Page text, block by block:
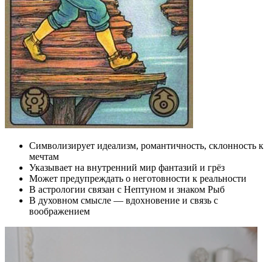
Символизирует идеализм, романтичность, склонность к
мечтам
Указывает на внутренний мир фантазий и грёз
Может предупреждать о неготовности к реальности
В астрологии связан с Нептуном и знаком Рыб
В духовном смысле — вдохновение и связь с
воображением